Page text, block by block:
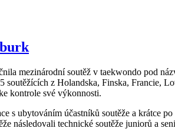
mezinárodní soutěž v taekwondo pod
soutěžících z Holandska, Finska, Francie,
kontrole své výkonnosti.
s ubytováním účastníků soutěže a krátce
následovali technické soutěže juniorů a